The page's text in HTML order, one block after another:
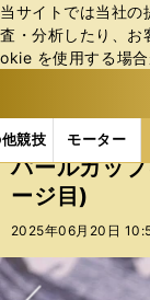
当サイトでは当社の
査・分析したり、お
okie を使⽤する場
競技 モーター
b
ス
ポ
ル
ー
バ
フォトギャ
パールカッ
ージ目)
2025年06月20日